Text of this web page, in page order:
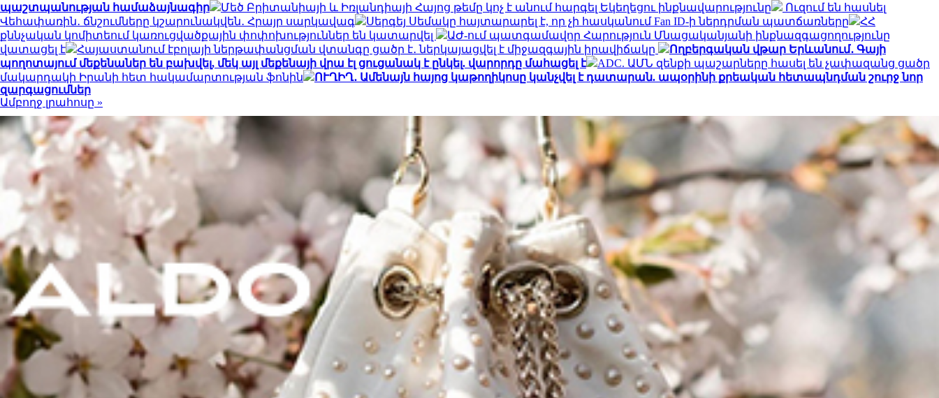
պաշտպանության համաձայնագիր
Մեծ Բրիտանիայի և Իռլանդիայի Հայոց թեմը կոչ է անում հարգել Եկեղեցու ինքնավարությունը
Ուզում են հասնել
Վեհափառին․ ճնշումները կշարունակվեն․ Հրայր սարկավագ
Սերգեյ Սեմակը հայտարարել է, որ չի հասկանում Fan ID-ի ներդրման պատճառները
ՀՀ
քննչական կոմիտեում կառուցվածքային փոփոխություններ են կատարվել
ԱԺ-ում պատգամավոր Հարություն Մնացականյանի ինքնազգացողությունը
վատացել է
Հայաստանում էբոլայի ներթափանցման վտանգը ցածր է․ ներկայացվել է միջազգային իրավիճակը
Ողբերգական վթար Երևանում․ Գայի
պողոտայում մեքենաներ են բախվել, մեկ այլ մեքենայի վրա էլ ցուցանակ է ընկել. վարորդը մահացել է
ADC. ԱՄՆ զենքի պաշարները հասել են չափազանց ցածր
մակարդակի Իրանի հետ հակամարտության ֆոնին
ՈՒՂԻՂ․ Ամենայն հայոց կաթողիկոսը կանչվել է դատարան. ապօրինի քրեական հետապնդման շուրջ նոր
զարգացումներ
Ամբողջ լրահոսը »